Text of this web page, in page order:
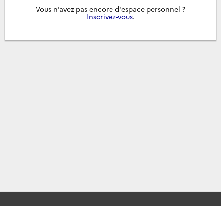
Vous n’avez pas encore d'espace personnel ?
Inscrivez-vous.